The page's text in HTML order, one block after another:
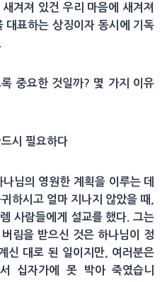
겨져 있건 우리 마음에 새겨져
대표하는 상징이자 동시에 기독
중요한 것일까? 몇 가지 이유
시 필요하다
님의 영원한 계획을 이루는 데
하시고 얼마 지나지 않았을 때,
사람들에게 설교를 했다. 그는
림을 받으신 것은 하나님이 정
신 대로 된 일이지만, 여러분은
십자가에 못 박아 죽였습니